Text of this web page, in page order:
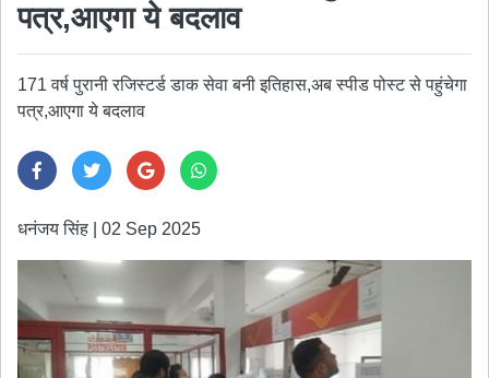
पत्र,आएगा ये बदलाव
171 वर्ष पुरानी रजिस्टर्ड डाक सेवा बनी इतिहास,अब स्पीड पोस्ट से पहुंचेगा
पत्र,आएगा ये बदलाव
धनंजय सिंह 02 Sep 2025